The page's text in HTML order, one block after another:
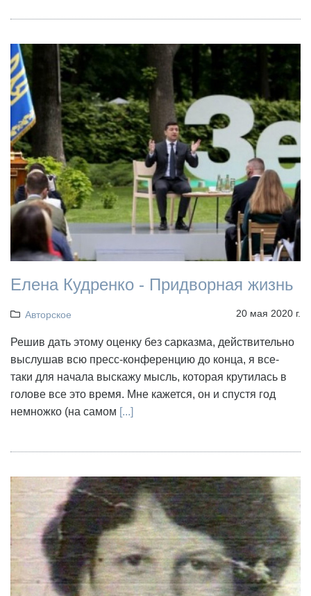
Елена Кудренко - Придворная жизнь
Авторское 20 мая 2020 г.
Решив дать этому оценку без сарказма, действительно
выслушав всю пресс-конференцию до конца, я все-
таки для начала выскажу мысль, которая крутилась в
голове все это время. Мне кажется, он и спустя год
немножко (на самом [...]